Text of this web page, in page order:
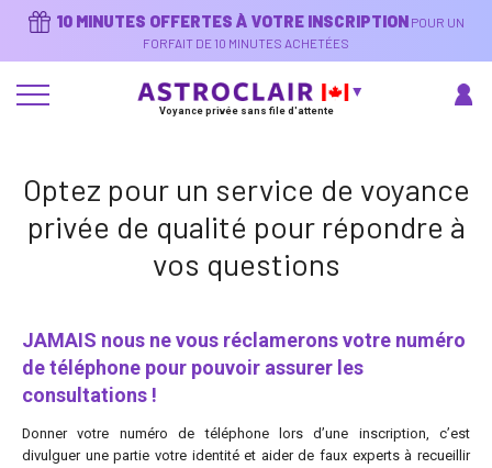
10 MINUTES OFFERTES À VOTRE INSCRIPTION POUR UN
FORFAIT DE 10 MINUTES ACHETÉES
Voyance privée sans file d'attente
Optez pour un service de voyance
privée de qualité pour répondre à
vos questions
JAMAIS nous ne vous réclamerons votre numéro
de téléphone pour pouvoir assurer les
consultations !
Donner votre numéro de téléphone lors d’une inscription, c’est
divulguer une partie votre identité et aider de faux experts à recueillir